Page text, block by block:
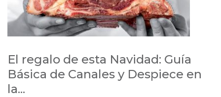
El regalo de esta Navidad: Guía
Básica de Canales y Despiece en
la...